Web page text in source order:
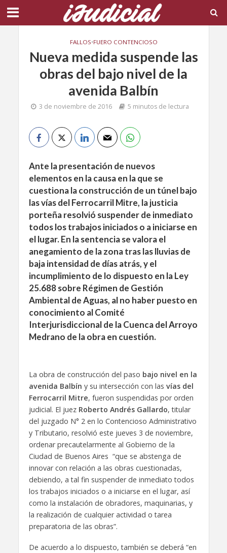
FALLOS•FUERO CONTENCIOSO
Nueva medida suspende las
obras del bajo nivel de la
avenida Balbín
3 de noviembre de 2016 5 minutos de lectura
Ante la presentación de nuevos
elementos en la causa en la que se
cuestiona la construcción de un túnel bajo
las vías del Ferrocarril Mitre, la justicia
porteña resolvió suspender de inmediato
todos los trabajos iniciados o a iniciarse en
el lugar. En la sentencia se valora el
anegamiento de la zona tras las lluvias de
baja intensidad de días atrás, y el
incumplimiento de lo dispuesto en la Ley
25.688 sobre Régimen de Gestión
Ambiental de Aguas, al no haber puesto en
conocimiento al Comité
Interjurisdiccional de la Cuenca del Arroyo
Medrano de la obra en cuestión.
La obra de construcción del paso bajo nivel en la
avenida Balbín y su intersección con las vías del
Ferrocarril Mitre, fueron suspendidas por orden
judicial. El juez Roberto Andrés Gallardo, titular
del juzgado N° 2 en lo Contencioso Administrativo
y Tributario, resolvió este jueves 3 de noviembre,
ordenar precautelarmente al Gobierno de la
Ciudad de Buenos Aires “que se abstenga de
innovar con relación a las obras cuestionadas,
debiendo, a tal fin suspender de inmediato todos
los trabajos iniciados o a iniciarse en el lugar, así
como la instalación de obradores, maquinarias, y
la realización de cualquier actividad o tarea
preparatoria de las obras”.
De acuerdo a lo dispuesto, también se deberá “en